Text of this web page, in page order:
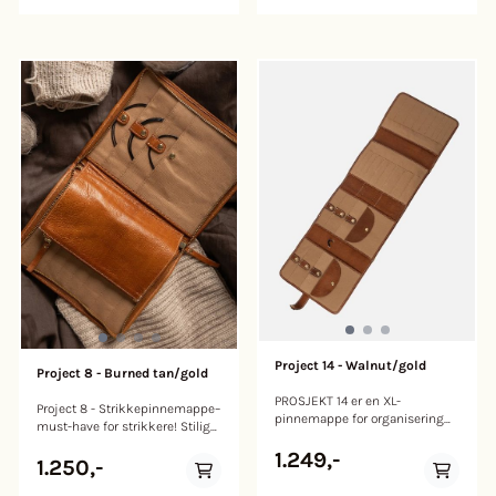
klistremerker med tall til
merking følger med. Nå blir det
orden i strikkesakene! Etuiet
kommer i glatt kunstlær med
gulldetaljer og gullfarget lås i i
3 farger som er beige, sennep
og støvet blå Mål: Høyde 21 cm
x Bredde 15 cm x Dybde 9 cm
Den kommer i en smart
dustbag, som er fin til
oppbevaring av strikketøyet og
i en pen eske.
merking følger med. Nå blir det
orden i strikkesakene! Etuiet
kommer i glatt kunstlær med
gulldetaljer og gullfarget lås i i
3 farger som er beige, sennep
og støvet blå Mål: Høyde 21 cm
x Bredde 15 cm x Dybde 9 cm
Den kommer i en smart
dustbag, som er fin til
oppbevaring av strikketøyet og
i en pen eske.
Project 8 - Burned tan/gold
Project 8 - Strikkepinnemappe–
must-have for strikkere! Stilig
glidelåsrom i lær, trådlommer,
lommer for nåler og en elegant
1.250,-
Project 14 - Walnut/gold
PROSJEKT 14 er en XL-
pinnemappe for organisering
cm) og rundpinner. Den har 6
lommer med trykknapp for å
1.249,-